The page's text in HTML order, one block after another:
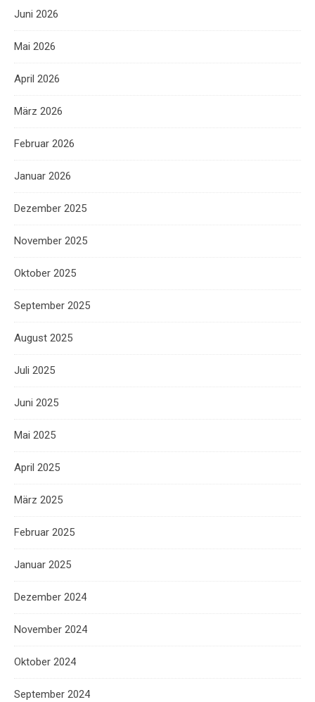
Juni 2026
Mai 2026
April 2026
März 2026
Februar 2026
Januar 2026
Dezember 2025
November 2025
Oktober 2025
September 2025
August 2025
Juli 2025
Juni 2025
Mai 2025
April 2025
März 2025
Februar 2025
Januar 2025
Dezember 2024
November 2024
Oktober 2024
September 2024